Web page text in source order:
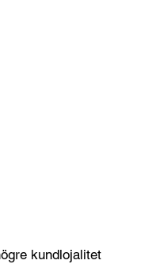
kundlojalitet